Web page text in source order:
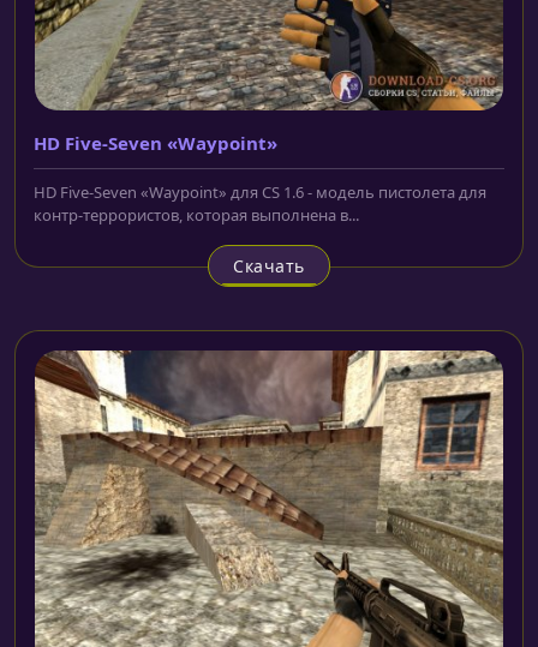
HD Five-Seven «Waypoint»
HD Five-Seven «Waypoint» для CS 1.6 - модель пистолета для
контр-террористов, которая выполнена в...
Скачать